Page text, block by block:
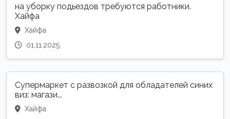
на уборку подьездов требуются работники.
Хайфа
Хайфа
01.11.2025
Супермаркет с развозкой для обладателей синих
виз: магази...
Хайфа